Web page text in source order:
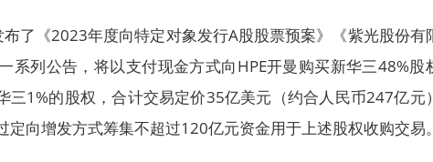
了《2023年度向特定对象发行A股股票预案》《紫光股份有
系列公告，将以支付现金方式向HPE开曼购买新华三48%股
三1%的股权，合计交易定价35亿美元（约合人民币247亿元
向增发方式筹集不超过120亿元资金用于上述股权收购交易。